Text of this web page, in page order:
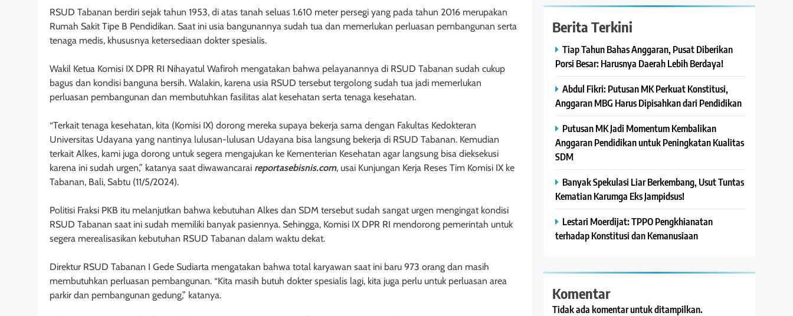
RSUD Tabanan berdiri sejak tahun 1953, di atas tanah seluas 1.610 meter persegi yang pada tahun 2016 merupakan
Rumah Sakit Tipe B Pendidikan. Saat ini usia bangunannya sudah tua dan memerlukan perluasan pembangunan serta
tenaga medis, khususnya ketersediaan dokter spesialis.
Wakil Ketua Komisi IX DPR RI Nihayatul Wafiroh mengatakan bahwa pelayanannya di RSUD Tabanan sudah cukup
bagus dan kondisi banguna bersih. Walakin, karena usia RSUD tersebut tergolong sudah tua jadi memerlukan
perluasan pembangunan dan membutuhkan fasilitas alat kesehatan serta tenaga kesehatan.
“Terkait tenaga kesehatan, kita (Komisi IX) dorong mereka supaya bekerja sama dengan Fakultas Kedokteran
Universitas Udayana yang nantinya lulusan-lulusan Udayana bisa langsung bekerja di RSUD Tabanan. Kemudian
terkait Alkes, kami juga dorong untuk segera mengajukan ke Kementerian Kesehatan agar langsung bisa dieksekusi
karena ini sudah urgen,” katanya saat diwawancarai reportasebisnis.com, usai Kunjungan Kerja Reses Tim Komisi IX ke
Tabanan, Bali, Sabtu (11/5/2024).
Politisi Fraksi PKB itu melanjutkan bahwa kebutuhan Alkes dan SDM tersebut sudah sangat urgen mengingat kondisi
RSUD Tabanan saat ini sudah memiliki banyak pasiennya. Sehingga, Komisi IX DPR RI mendorong pemerintah untuk
segera merealisasikan kebutuhan RSUD Tabanan dalam waktu dekat.
Direktur RSUD Tabanan I Gede Sudiarta mengatakan bahwa total karyawan saat ini baru 973 orang dan masih
membutuhkan perluasan pembangunan. “Kita masih butuh dokter spesialis lagi, kita juga perlu untuk perluasan area
parkir dan pembangunan gedung,” katanya.
Berita Terkini
Tiap Tahun Bahas Anggaran, Pusat Diberikan
Porsi Besar: Harusnya Daerah Lebih Berdaya!
Abdul Fikri: Putusan MK Perkuat Konstitusi,
Anggaran MBG Harus Dipisahkan dari Pendidikan
Putusan MK Jadi Momentum Kembalikan
Anggaran Pendidikan untuk Peningkatan Kualitas
SDM
Banyak Spekulasi Liar Berkembang, Usut Tuntas
Kematian Karumga Eks Jampidsus!
Lestari Moerdijat: TPPO Pengkhianatan
terhadap Konstitusi dan Kemanusiaan
Komentar
Tidak ada komentar untuk ditampilkan.